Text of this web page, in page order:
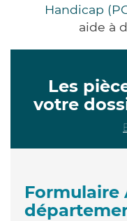
Handicap
aide à
Les
votre
Formulaire